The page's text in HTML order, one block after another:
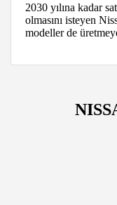
2030 yılına kadar
olmasını isteyen
modeller de